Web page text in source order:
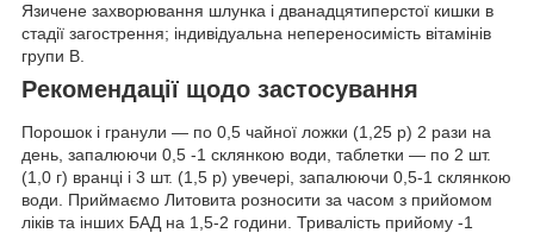
Язичене захворювання шлунка і дванадцятиперстої кишки в
стадії загострення; індивідуальна непереносимість вітамінів
групи В.
Рекомендації щодо застосування
Порошок і гранули — по 0,5 чайної ложки (1,25 р) 2 рази на
день, запалюючи 0,5 -1 склянкою води, таблетки — по 2 шт.
(1,0 г) вранці і 3 шт. (1,5 р) увечері, запалюючи 0,5-1 склянкою
води. Приймаємо Литовита розносити за часом з прийомом
ліків та інших БАД на 1,5-2 години. Тривалість прийому -1